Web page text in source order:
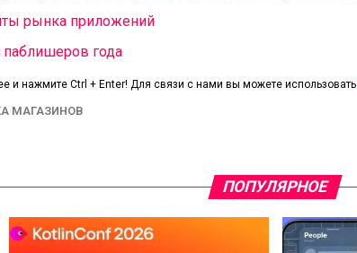
рынка приложений
паблишеров года
и нажмите Ctrl + Enter! Для связи с нами вы можете использовать
МАГАЗИНОВ
ПОПУЛЯРНОЕ